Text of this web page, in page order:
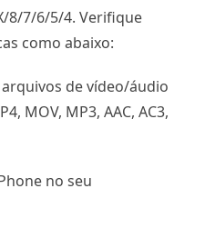
8/7/6/5/4. Verifique
como abaixo:
de vídeo/áudio
MOV, MP3, AAC, AC3,
no seu